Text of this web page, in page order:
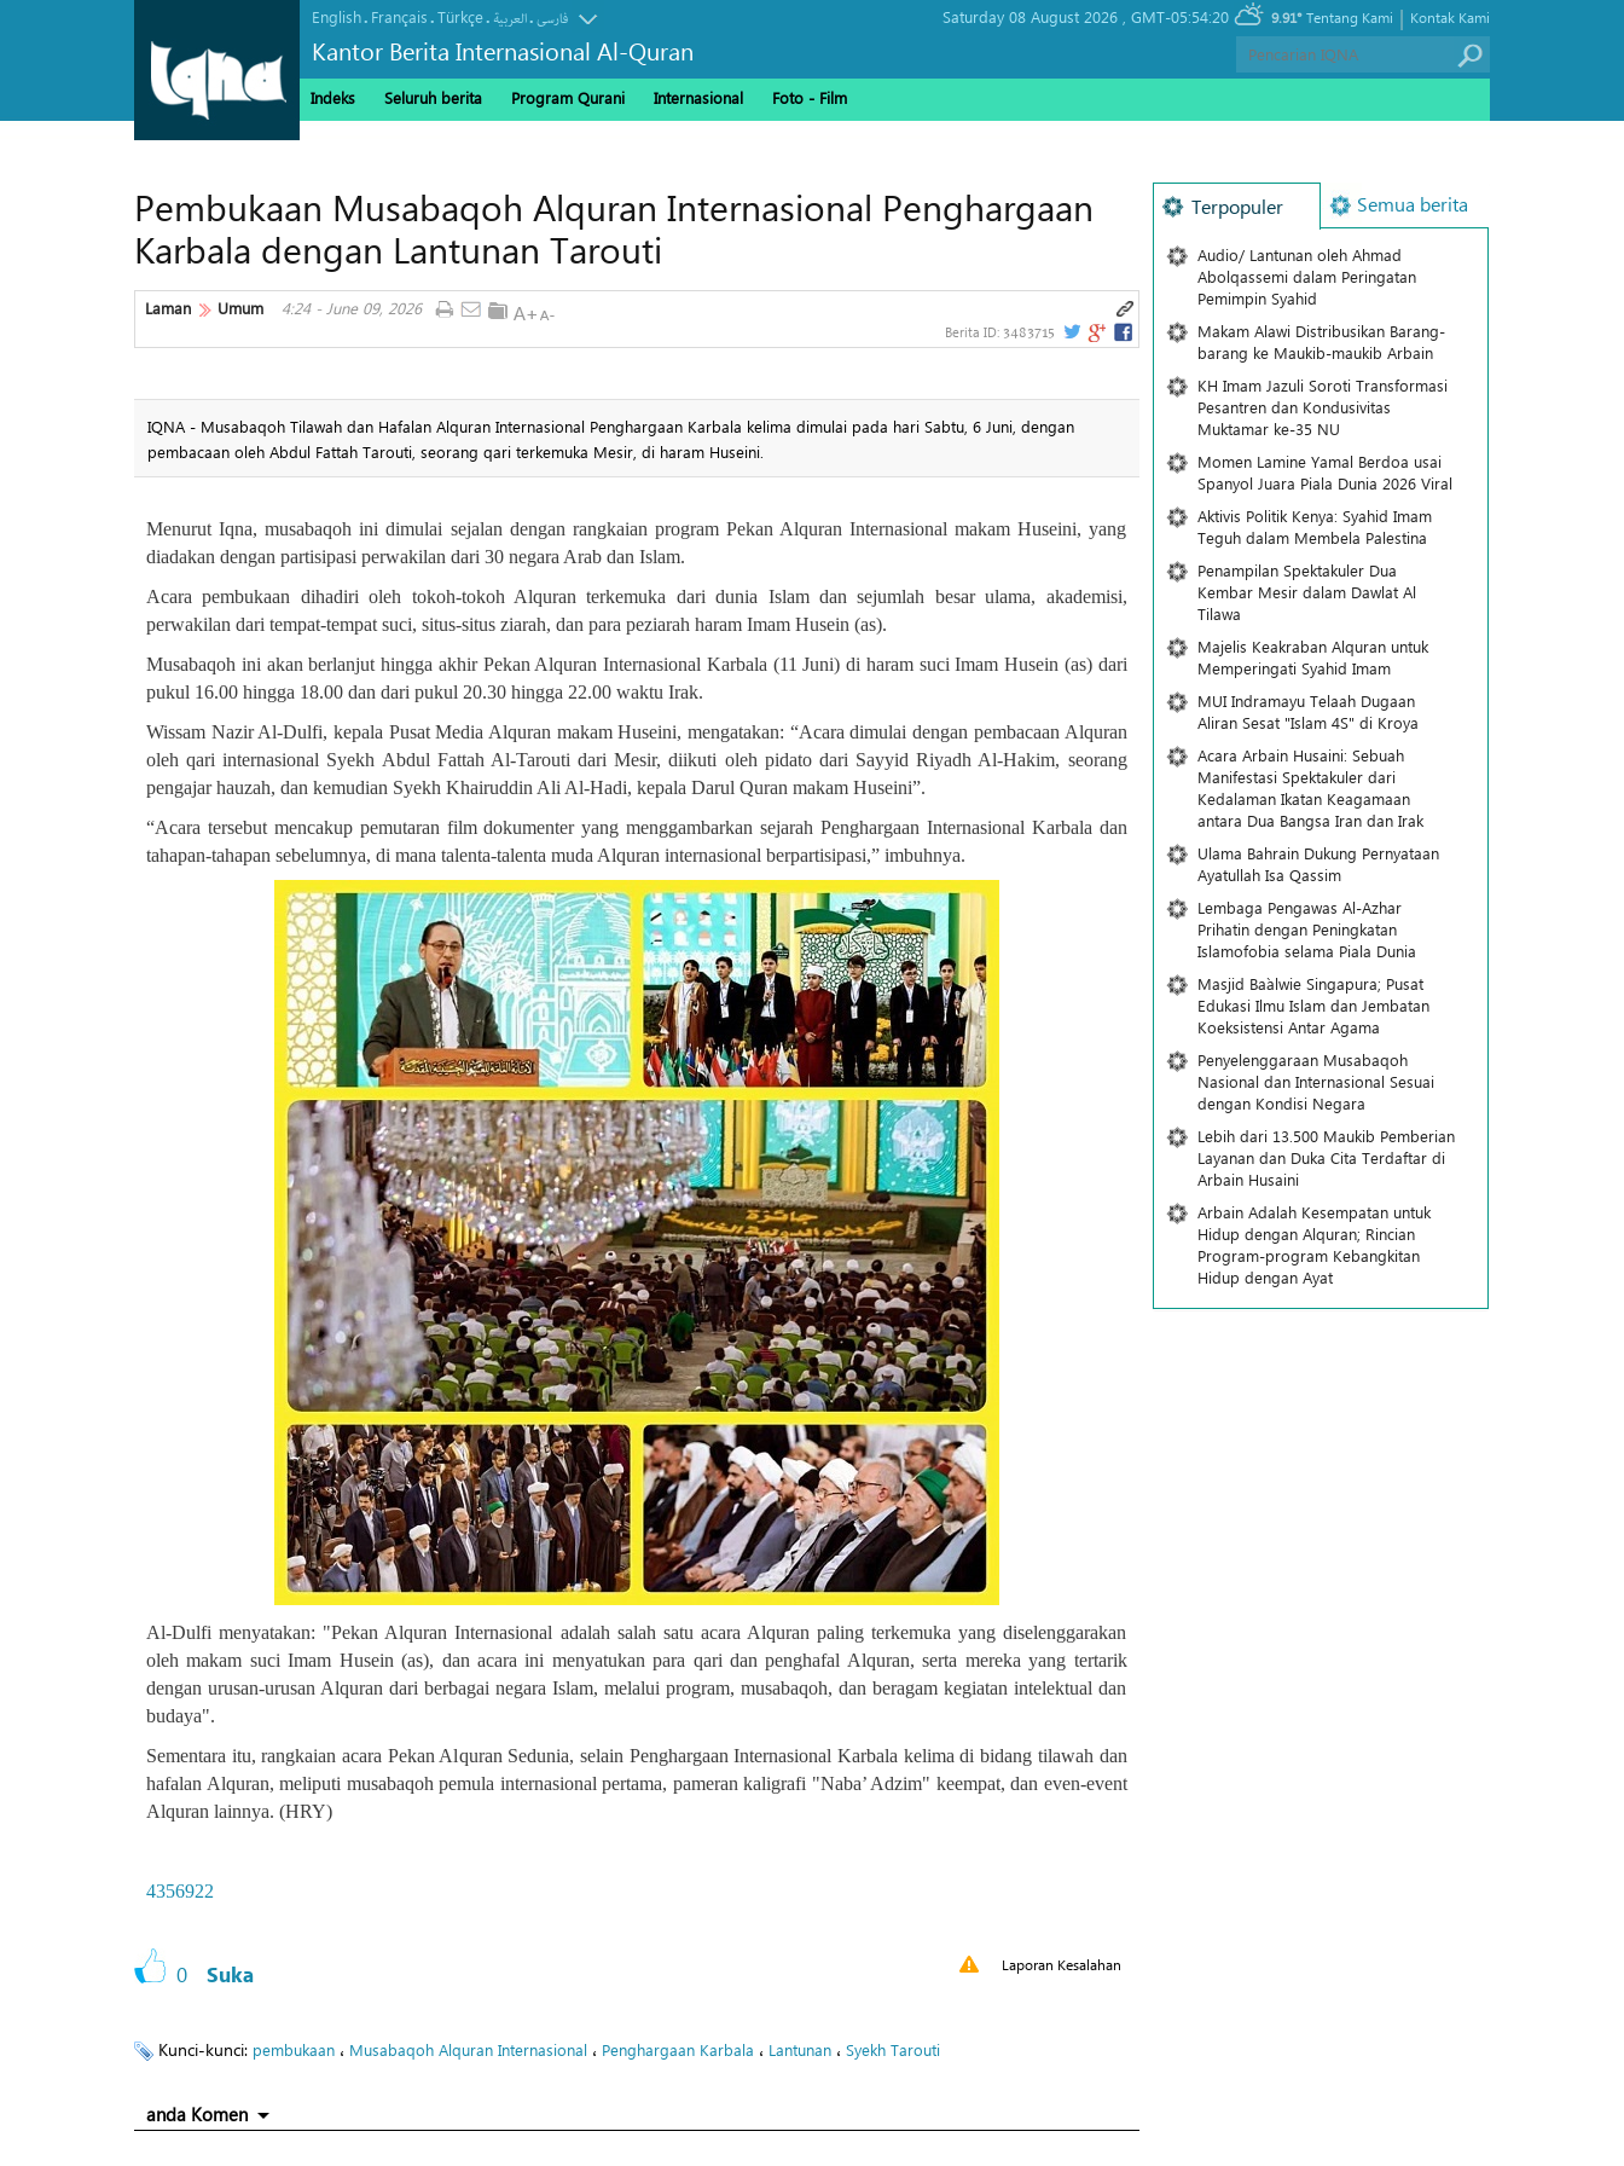
English. Français.Türkçe. العربیة.فارسی
Kantor Berita Internasional Al-Quran
Saturday 08 August 2026 , GMT-05:54:20 9.91° Kontak Kami
|
Tentang Kami
Indeks Seluruh berita Program Qurani Internasional Foto - Film
Pembukaan Musabaqoh Alquran Internasional Penghargaan
Karbala dengan Lantunan Tarouti
Laman Umum 4:24 - June 09, 2026
Berita ID: 3483715
IQNA - Musabaqoh Tilawah dan Hafalan Alquran Internasional Penghargaan Karbala kelima dimulai pada hari Sabtu, 6 Juni, dengan
pembacaan oleh Abdul Fattah Tarouti, seorang qari terkemuka Mesir, di haram Huseini.
Menurut Iqna, musabaqoh ini dimulai sejalan dengan rangkaian program Pekan Alquran Internasional makam Huseini, yang
diadakan dengan partisipasi perwakilan dari 30 negara Arab dan Islam.
Acara pembukaan dihadiri oleh tokoh-tokoh Alquran terkemuka dari dunia Islam dan sejumlah besar ulama, akademisi,
perwakilan dari tempat-tempat suci, situs-situs ziarah, dan para peziarah haram Imam Husein (as).
Musabaqoh ini akan berlanjut hingga akhir Pekan Alquran Internasional Karbala (11 Juni) di haram suci Imam Husein (as) dari
pukul 16.00 hingga 18.00 dan dari pukul 20.30 hingga 22.00 waktu Irak.
Wissam Nazir Al-Dulfi, kepala Pusat Media Alquran makam Huseini, mengatakan: “Acara dimulai dengan pembacaan Alquran
oleh qari internasional Syekh Abdul Fattah Al-Tarouti dari Mesir, diikuti oleh pidato dari Sayyid Riyadh Al-Hakim, seorang
pengajar hauzah, dan kemudian Syekh Khairuddin Ali Al-Hadi, kepala Darul Quran makam Huseini”.
“Acara tersebut mencakup pemutaran film dokumenter yang menggambarkan sejarah Penghargaan Internasional Karbala dan
tahapan-tahapan sebelumnya, di mana talenta-talenta muda Alquran internasional berpartisipasi,” imbuhnya.
Al-Dulfi menyatakan: "Pekan Alquran Internasional adalah salah satu acara Alquran paling terkemuka yang diselenggarakan
oleh makam suci Imam Husein (as), dan acara ini menyatukan para qari dan penghafal Alquran, serta mereka yang tertarik
dengan urusan-urusan Alquran dari berbagai negara Islam, melalui program, musabaqoh, dan beragam kegiatan intelektual dan
budaya."
Sementara itu, rangkaian acara Pekan Alquran Sedunia, selain Penghargaan Internasional Karbala kelima di bidang tilawah dan
hafalan Alquran, meliputi musabaqoh pemula internasional pertama, pameran kaligrafi "Naba’ Adzim" keempat, dan even-event
Alquran lainnya. (HRY)
4356922
0 Suka Laporan Kesalahan
Kunci-kunci: pembukaan ، Musabaqoh Alquran Internasional ، Penghargaan Karbala ، Lantunan ، Syekh Tarouti
anda Komen
Terpopuler Semua berita
Audio/ Lantunan oleh Ahmad
Abolqassemi dalam Peringatan
Pemimpin Syahid
Makam Alawi Distribusikan Barang-
barang ke Maukib-maukib Arbain
KH Imam Jazuli Soroti Transformasi
Pesantren dan Kondusivitas
Muktamar ke-35 NU
Momen Lamine Yamal Berdoa usai
Spanyol Juara Piala Dunia 2026 Viral
Aktivis Politik Kenya: Syahid Imam
Teguh dalam Membela Palestina
Penampilan Spektakuler Dua
Kembar Mesir dalam Dawlat Al
Tilawa
Majelis Keakraban Alquran untuk
Memperingati Syahid Imam
MUI Indramayu Telaah Dugaan
Aliran Sesat "Islam 4S" di Kroya
Acara Arbain Husaini: Sebuah
Manifestasi Spektakuler dari
Kedalaman Ikatan Keagamaan
antara Dua Bangsa Iran dan Irak
Ulama Bahrain Dukung Pernyataan
Ayatullah Isa Qassim
Lembaga Pengawas Al-Azhar
Prihatin dengan Peningkatan
Islamofobia selama Piala Dunia
Masjid Ba`alwie Singapura; Pusat
Edukasi Ilmu Islam dan Jembatan
Koeksistensi Antar Agama
Penyelenggaraan Musabaqoh
Nasional dan Internasional Sesuai
dengan Kondisi Negara
Lebih dari 13.500 Maukib Pemberian
Layanan dan Duka Cita Terdaftar di
Arbain Husaini
Arbain Adalah Kesempatan untuk
Hidup dengan Alquran; Rincian
Program-program Kebangkitan
Hidup dengan Ayat